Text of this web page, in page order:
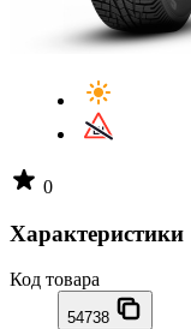
0
Характеристики
Код товара
54738